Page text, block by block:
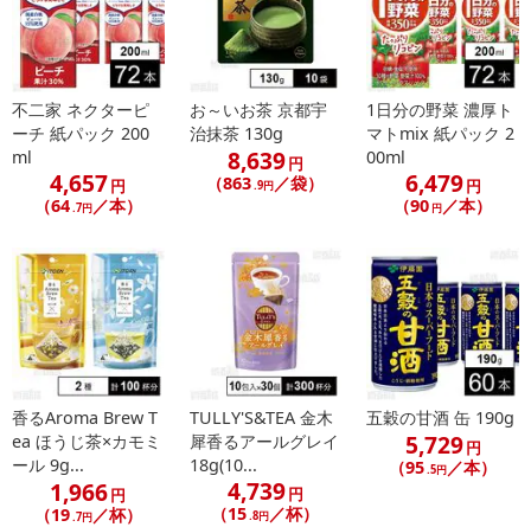
不二家 ネクターピ
ーチ 紙パック 200
ml
4,657円
（64.7円／本）
お～いお茶 京都宇
治抹茶 130g
8,639円
（863.9円／袋）
1日分の野菜 濃厚ト
マトmix 紙パック 2
00ml
6,479円
（90 円／本）
香るAroma Brew T
ea ほうじ茶×カモミ
ール 9g...
1,966円
（19.7円／杯）
TULLY'S&TEA 金木
犀香るアールグレイ
18g(10...
4,739円
（15.8円／杯）
五穀の甘酒 缶 190g
5,729円
（95.5円／本）